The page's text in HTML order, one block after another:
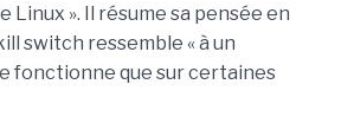
Linux ». Il résume sa pensée en
switch ressemble « à un
fonctionne que sur certaines